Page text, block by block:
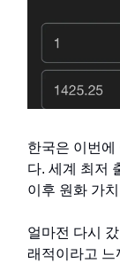
한국은 이번에
다. 세계 최저
이후 원화 가
얼마전 다시
래적이라고